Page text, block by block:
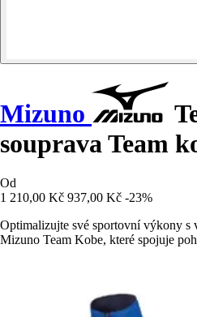
Mizuno
souprava Team
Od
1 210,00 Kč 937,00 Kč -23%
Optimalizujte své sportovní výkony s
Mizuno Team Kobe, které spojuje